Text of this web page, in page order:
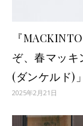
『
ぞ、春マッ
(ダンケルド)
2025年2月21日